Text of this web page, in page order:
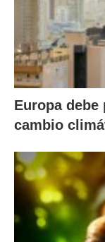
Europa debe
cambio